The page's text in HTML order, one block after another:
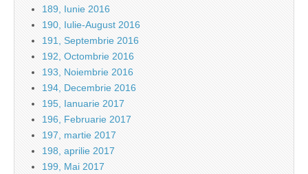
189, Iunie 2016
190, Iulie-August 2016
191, Septembrie 2016
192, Octombrie 2016
193, Noiembrie 2016
194, Decembrie 2016
195, Ianuarie 2017
196, Februarie 2017
197, martie 2017
198, aprilie 2017
199, Mai 2017